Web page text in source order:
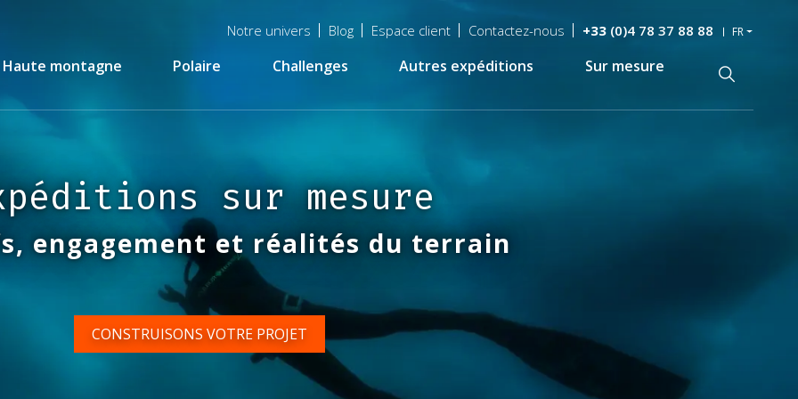
Menu
Notre univers Blog Espace client Contactez-nous +33(0)4 78 37 88 88 FR
Haute montagne Polaire Challenges Autres expéditions Sur mesure
sur mesure
engagement et réalités du terrain
CONSTRUISONS VOTRE PROJET